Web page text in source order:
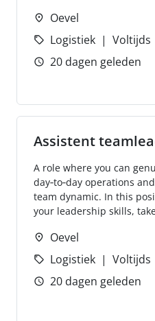
Oevel
Logistiek
Voltijds
20 dagen geleden
Assistent
A role where you can
day‑to‑day operations
team dynamic. In this
your leadership skills,
Oevel
Logistiek
Voltijds
20 dagen geleden